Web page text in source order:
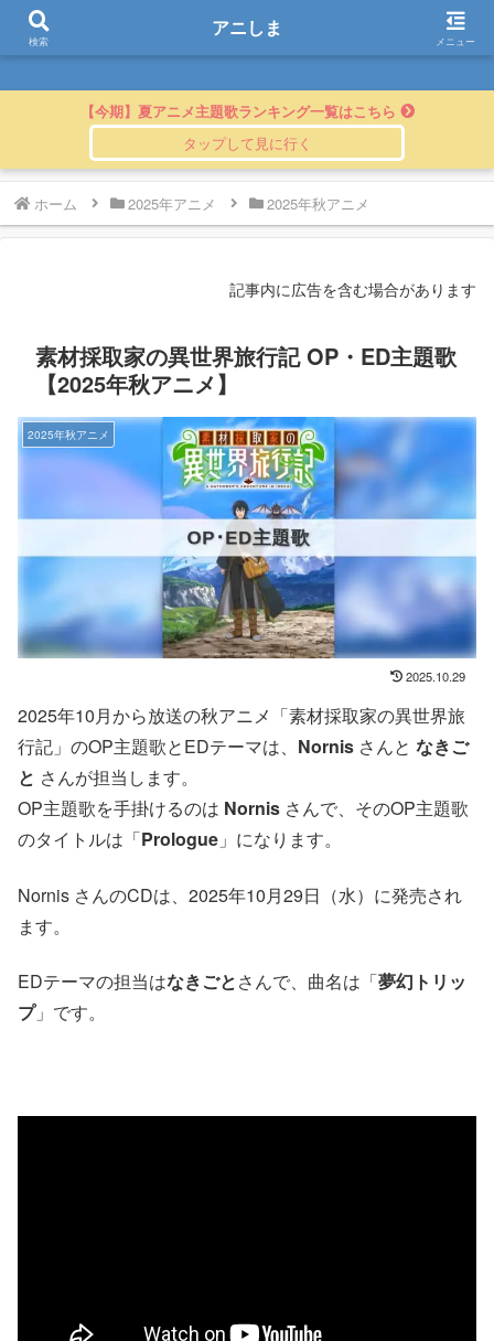
アニしま
【今期】夏アニメ主題歌ランキング一覧はこちら
ホーム 2025年アニメ 2025年秋アニメ
記事内に広告を含む場合があります
素材採取家の異世界旅行記 OP・ED主題歌
【2025年秋アニメ】
2025年秋アニメ
2025.10.29
2025年10月から放送の秋アニメ「素材採取家の異世界旅
行記」のOP主題歌とEDテーマは、 Nornis さんと なきご
と さんが担当します。
OP主題歌を手掛けるのは Nornis さんで、そのOP主題歌
のタイトルは「Prologue 」になります。
Nornis さんのCDは、2025年10月29日（水）に発売され
ます。
EDテーマの担当はなきごとさんで、曲名は「夢幻トリッ
プ」です。
検索
アニしま
メニュー